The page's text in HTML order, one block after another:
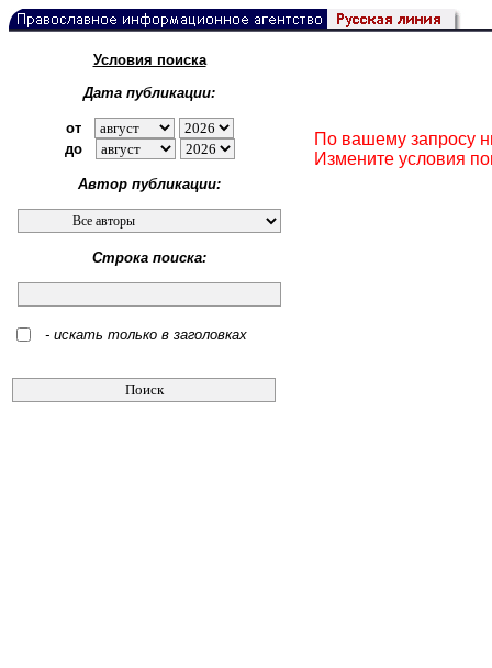
Условия поиска
Дата публикации:
от
до
Автор публикации:
Строка поиска:
- искать только в заголовках
По вашему запросу
Измените условия